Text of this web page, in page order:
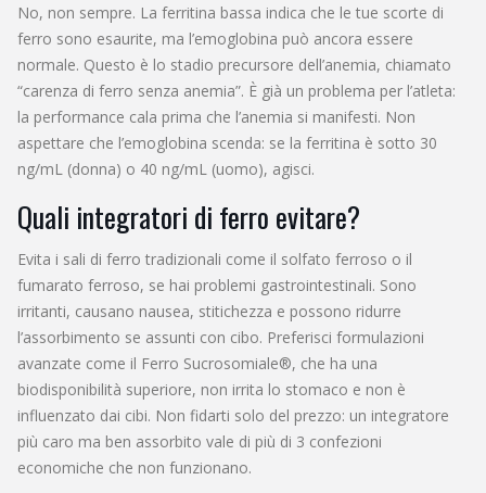
No, non sempre. La ferritina bassa indica che le tue scorte di
ferro sono esaurite, ma l’emoglobina può ancora essere
normale. Questo è lo stadio precursore dell’anemia, chiamato
“carenza di ferro senza anemia”. È già un problema per l’atleta:
la performance cala prima che l’anemia si manifesti. Non
aspettare che l’emoglobina scenda: se la ferritina è sotto 30
ng/mL (donna) o 40 ng/mL (uomo), agisci.
Quali integratori di ferro evitare?
Evita i sali di ferro tradizionali come il solfato ferroso o il
fumarato ferroso, se hai problemi gastrointestinali. Sono
irritanti, causano nausea, stitichezza e possono ridurre
l’assorbimento se assunti con cibo. Preferisci formulazioni
avanzate come il Ferro Sucrosomiale®, che ha una
biodisponibilità superiore, non irrita lo stomaco e non è
influenzato dai cibi. Non fidarti solo del prezzo: un integratore
più caro ma ben assorbito vale di più di 3 confezioni
economiche che non funzionano.